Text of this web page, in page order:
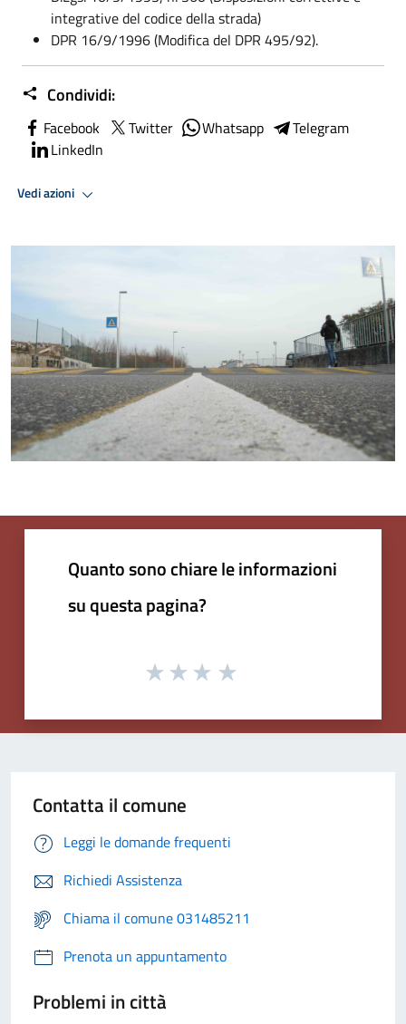
integrative del codice della strada)
DPR 16/9/1996 (Modifica del DPR 495/92).
Condividi:
Facebook Twitter Whatsapp
Telegram
LinkedIn
Vedi azioni
Quanto sono chiare le informazioni
su questa pagina?
Contatta il comune
Leggi le domande frequenti
Richiedi Assistenza
Chiama il comune 031485211
Prenota un appuntamento
Problemi in città